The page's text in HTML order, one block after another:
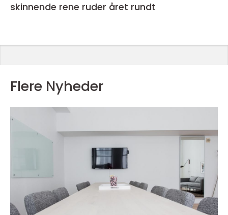
skinnende rene ruder året rundt
Flere Nyheder